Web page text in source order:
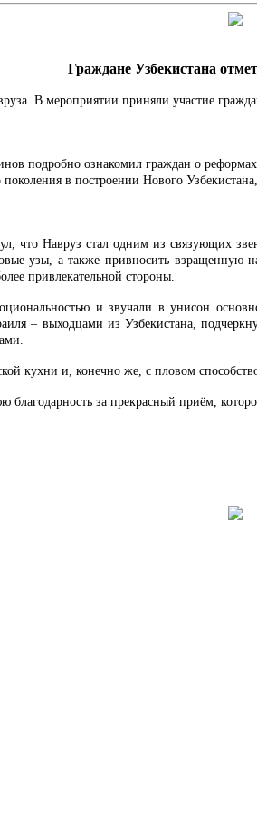
Граждане Узбекистана
В мероприятии приняли участие
подробно ознакомил граждан о
в построении Нового
что Навруз стал одним из связующих
узы, а также привносить взращенную
привлекательной стороны.
и звучали в унисон
– выходцами из Узбекистана,
кухни и, конечно же, с пловом
за прекрасный приём,